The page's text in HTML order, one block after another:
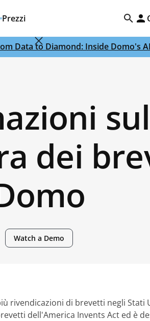
Prezzi
Data to Diamond: Inside Domo's
dei
Watch a Demo
di brevetti negli Stati
dell'America Invents Act ed è